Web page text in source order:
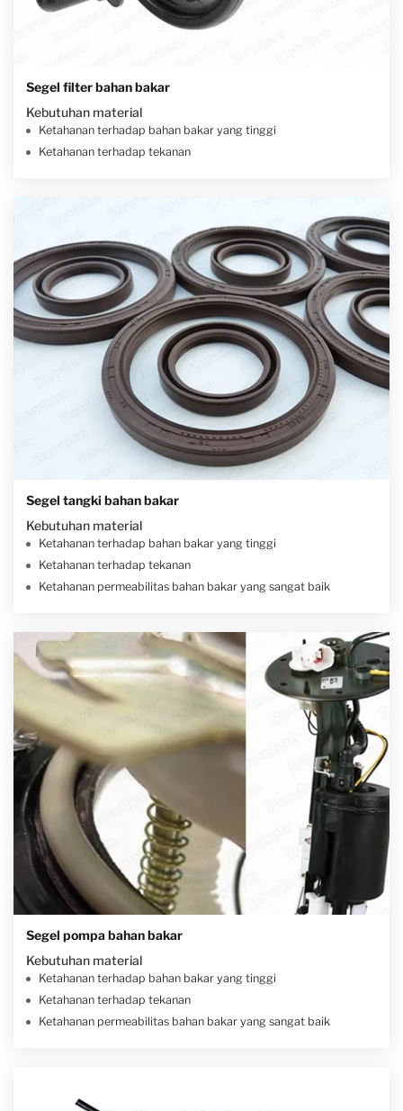
Segel filter bahan bakar
Kebutuhan material
Ketahanan terhadap bahan bakar yang tinggi
Ketahanan terhadap tekanan
Segel tangki bahan bakar
Kebutuhan material
Ketahanan terhadap bahan bakar yang tinggi
Ketahanan terhadap tekanan
Ketahanan permeabilitas bahan bakar yang sangat baik
Segel pompa bahan bakar
Kebutuhan material
Ketahanan terhadap bahan bakar yang tinggi
Ketahanan terhadap tekanan
Ketahanan permeabilitas bahan bakar yang sangat baik